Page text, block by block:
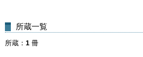
所蔵一覧
所蔵 1 冊